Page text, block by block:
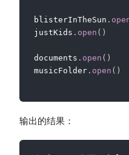
blisterInTheSun .
justKids . open ( )
documents . open ( )
musicFolder . open ( )
输出的结果：